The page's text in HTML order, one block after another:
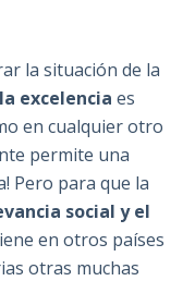
la situación de la
la excelencia es
en cualquier otro
permite una
Pero para que la
social y el
en otros países
otras muchas